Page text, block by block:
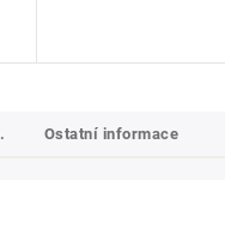
Ostatní informace